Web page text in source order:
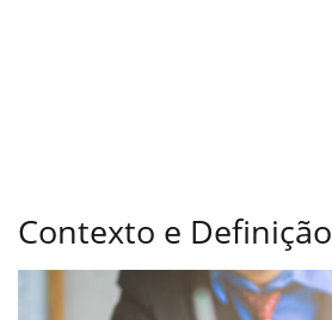
Contexto e Definição